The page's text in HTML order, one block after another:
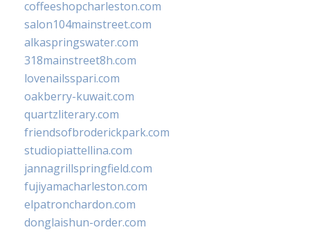
coffeeshopcharleston.com
salon104mainstreet.com
alkaspringswater.com
318mainstreet8h.com
lovenailsspari.com
oakberry-kuwait.com
quartzliterary.com
friendsofbroderickpark.com
studiopiattellina.com
jannagrillspringfield.com
fujiyamacharleston.com
elpatronchardon.com
donglaishun-order.com